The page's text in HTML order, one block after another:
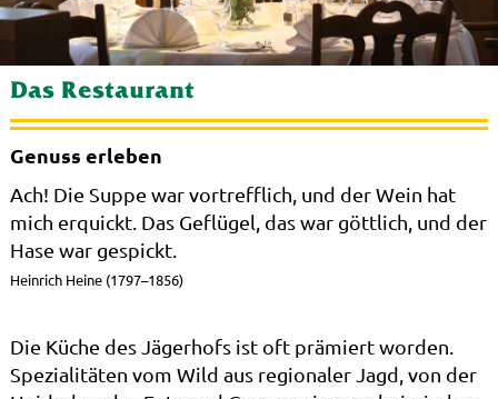
Das Restaurant
Genuss erleben
Ach! Die Suppe war vortrefflich, und der Wein hat
mich erquickt. Das Geflügel, das war göttlich, und der
Hase war gespickt.
Heinrich Heine (1797–1856)
Die Küche des Jägerhofs ist oft prämiert worden.
Spezialitäten vom Wild aus regionaler Jagd, von der